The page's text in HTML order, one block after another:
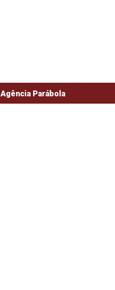
Agência Parábola